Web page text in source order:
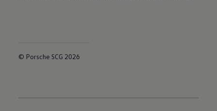
© Porsche SCG 2026